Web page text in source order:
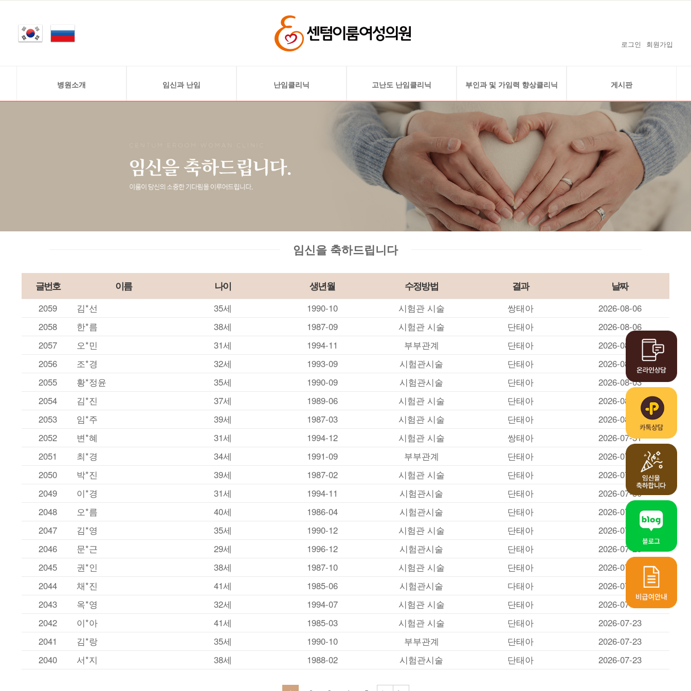
로그인 회원가입
병원소개 임신과 난임 난임클리닉 고난도 난임클리닉 부인과 및 가임력 향상클리닉 게시판
시험관 아기
난소기능 저하 및 고령 난임
자궁 기형 및 착상 문제
자궁선근증
자궁내막 혈소판 풍부
혈장 주입술(PRP)
착상 전 배아 유전검사(PGT)
복강경클리닉
자궁내시경클리닉
난소 낭종 (자궁내막종)
경화술 클리닉
가임력 보존
공지사항
온라인예약
온라인상담
감사의 글
보도자료 및 난임연구 실적
난임지원 사업안내
임신을 축하드립니다
알콜경화술시술사례
임신을 축하드립니다
글번호 이름 나이 생년월 수정방법 결과 날짜
2059 김*선 35세 1990-10 시험관 시술 쌍태아
2026-08-06
2058
한*름 38세 1987-09 시험관 시술 단태아
2026-08-06
2057
오*민 31세 1994-11 부부관계 단태아
2026-08-03
2056
조*경 32세 1993-09 시험관시술 단태아
2026-08-03
2055
황*정윤 35세 1990-09 시험관시술 단태아
2026-08-03
2054
김*진 37세 1989-06 시험관 시술 단태아
2026-08-01
2053
임*주 39세 1987-03 시험관 시술 단태아
2026-08-01
2052
변*혜 31세 1994-12 시험관 시술 쌍태아
2026-07-31
2051
최*경 34세 1991-09 부부관계 단태아
2026-07-31
2050
박*진 39세 1987-02 시험관 시술 단태아
2026-07-30
2049
이*경 31세 1994-11 시험관시술 단태아
2026-07-30
2048
오*름 40세 1986-04 시험관시술 단태아
2026-07-28
2047
김*영 35세 1990-12 시험관 시술 단태아
2026-07-28
2046
문*근 29세 1996-12 시험관시술 단태아
2026-07-25
2045
권*인 38세 1987-10 시험관 시술 단태아
2026-07-25
2044
채*진 41세 1985-06 시험관시술 다태아
2026-07-25
2043
옥*영 32세 1994-07 시험관 시술 단태아
2026-07-24
2042
이*아 41세 1985-03 시험관 시술 단태아
2026-07-23
2041
김*랑 35세 1990-10 부부관계 단태아
2026-07-23
2040
서*지 38세 1988-02 시험관시술 단태아 2026-07-23